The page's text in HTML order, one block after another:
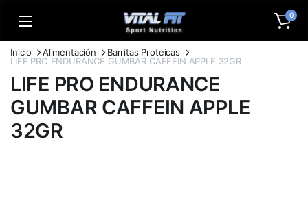
0
Inicio Alimentación
Barritas Proteicas
LIFE PRO ENDURANCE GUMBAR CAFFEIN APPLE 32GR
LIFE PRO ENDURANCE
GUMBAR CAFFEIN APPLE
32GR